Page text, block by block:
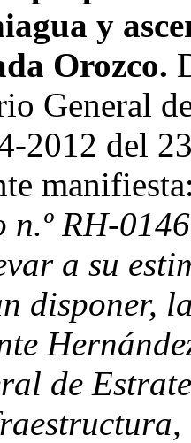
y
Orozco.
General
2012 del
RH-
a su
disponer,
de